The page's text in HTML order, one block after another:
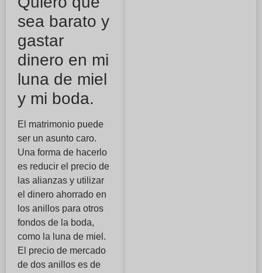
sea barato y
gastar
dinero en mi
luna de miel
y mi boda.
El matrimonio puede
ser un asunto caro.
Una forma de hacerlo
es reducir el precio de
las alianzas y utilizar
el dinero ahorrado en
los anillos para otros
fondos de la boda,
como la luna de miel.
El precio de mercado
de dos anillos es de